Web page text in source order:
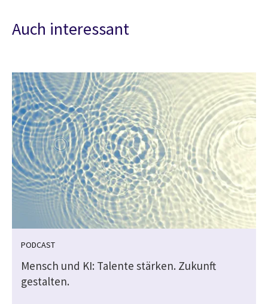
Auch interessant
PODCAST
Mensch und KI: Talente stärken. Zukunft
gestalten.